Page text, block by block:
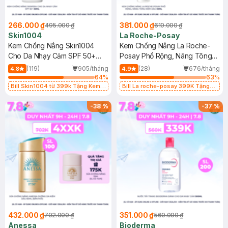
266.000 ₫495.000 ₫
Skin1004
Kem Chống Nắng Skin1004
Cho Da Nhạy Cảm SPF 50+
50ml
4.8 (119)
905/tháng
64%
Bill Skin1004 từ 399k Tặng Kem
SPF 50+ 20ml (SL Có Hạn)
381.000 ₫610.000 ₫
La Roche-Posay
Kem Chống Nắng La Roche-
Posay Phổ Rộng, Nâng Tông
Kiềm Dầu 50ml
4.9 (28)
676/tháng
63%
Bill La roche-posay 399K Tặng
(SL có hạn)
-38%
432.000 ₫702.000 ₫
Anessa
-37%
351.000 ₫560.000 ₫
Bioderma